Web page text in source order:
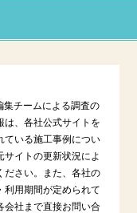
チームによる調査の
は、各社公式サイトを
ている施工事例につい
サイトの更新状況によ
ださい。また、各社の
利用期間が定められて
会社まで直接お問い合